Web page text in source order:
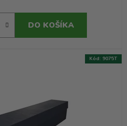
DO KOŠÍKA
Kód: 9075T